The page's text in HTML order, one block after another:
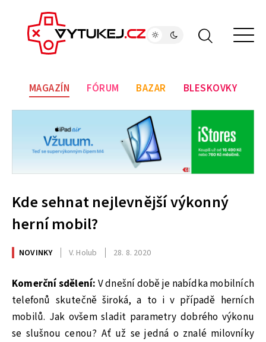
MAGAZÍN FÓRUM BAZAR BLESKOVKY
Kde sehnat nejlevnější výkonný
herní mobil?
NOVINKY V. Holub 28. 8. 2020
Komerční sdělení: V dnešní době je nabídka mobilních
telefonů skutečně široká, a to i v případě herních
mobilů. Jak ovšem sladit parametry dobrého výkonu
se slušnou cenou? Ať už se jedná o znalé milovníky